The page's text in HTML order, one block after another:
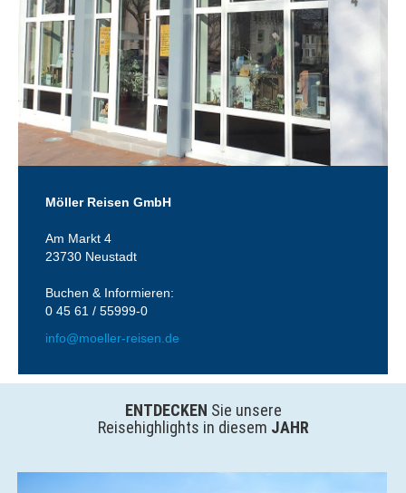
Möller Reisen GmbH
Am Markt 4
23730 Neustadt
Buchen & Informieren:
0 45 61 / 55999-0
info@moeller-reisen.de
ENTDECKEN Sie unsere
Reisehighlights in diesem JAHR